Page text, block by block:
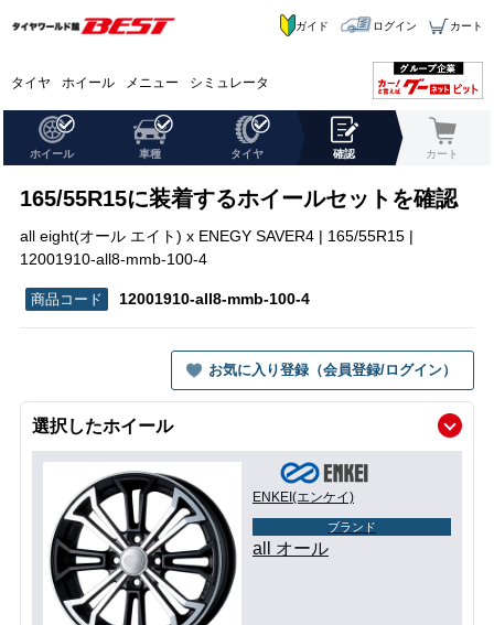
タイヤ ホイール メニュー シミュレータ
ガイド ログイン カート
ホイール 車種 タイヤ 確認 カート
165/55R15に装着するホイールセットを確認
all eight(オール エイト) x ENEGY SAVER4 | 165/55R15 |
12001910-all8-mmb-100-4
12001910-all8-mmb-100-4
お気に入り登録（会員登録/ログイン）
選択したホイール
ENKEI(エンケイ)
ブランド
all オール